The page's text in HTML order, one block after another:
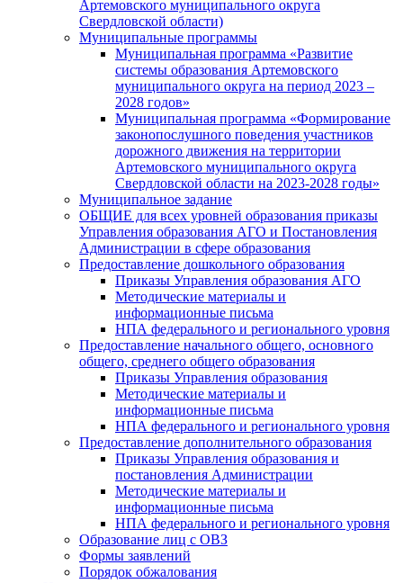
Артемовского муниципального округа
Свердловской области)
Муниципальные программы
Муниципальная программа «Развитие
системы образования Артемовского
муниципального округа на период 2023 –
2028 годов»
Муниципальная программа «Формирование
законопослушного поведения участников
дорожного движения на территории
Артемовского муниципального округа
Свердловской области на 2023-2028 годы»
Муниципальное задание
ОБЩИЕ для всех уровней образования приказы
Управления образования АГО и Постановления
Администрации в сфере образования
Предоставление дошкольного образования
Приказы Управления образования АГО
Методические материалы и
информационные письма
НПА федерального и регионального уровня
Предоставление начального общего, основного
общего, среднего общего образования
Приказы Управления образования
Методические материалы и
информационные письма
НПА федерального и регионального уровня
Предоставление дополнительного образования
Приказы Управления образования и
постановления Администрации
Методические материалы и
информационные письма
НПА федерального и регионального уровня
Образование лиц с ОВЗ
Формы заявлений
Порядок обжалования